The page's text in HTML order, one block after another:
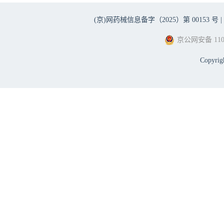
(京)网药械信息备字（2025）第 00153 号 |
京公网安备